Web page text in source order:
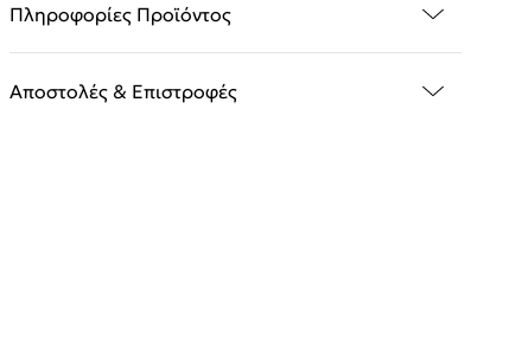
Πληροφορίες Προϊόντος
Αποστολές & Επιστροφές